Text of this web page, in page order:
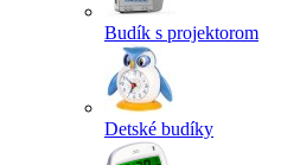
Budík s projektorom
Detské budíky